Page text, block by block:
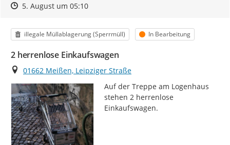
Zeitpunkt des Erstellens
Zeitpunkt des Erstellens
5. August um 05:10Zur Äußerung
Kategorie
illegale Müllablagerung (Sperrmüll) Status
In Bearbeitung
2 herrenlose Einkaufswagen
Ort
01662 Meißen, Leipziger Straße
Auf der Treppe am Logenhaus
stehen 2 herrenlose
Einkaufswagen.